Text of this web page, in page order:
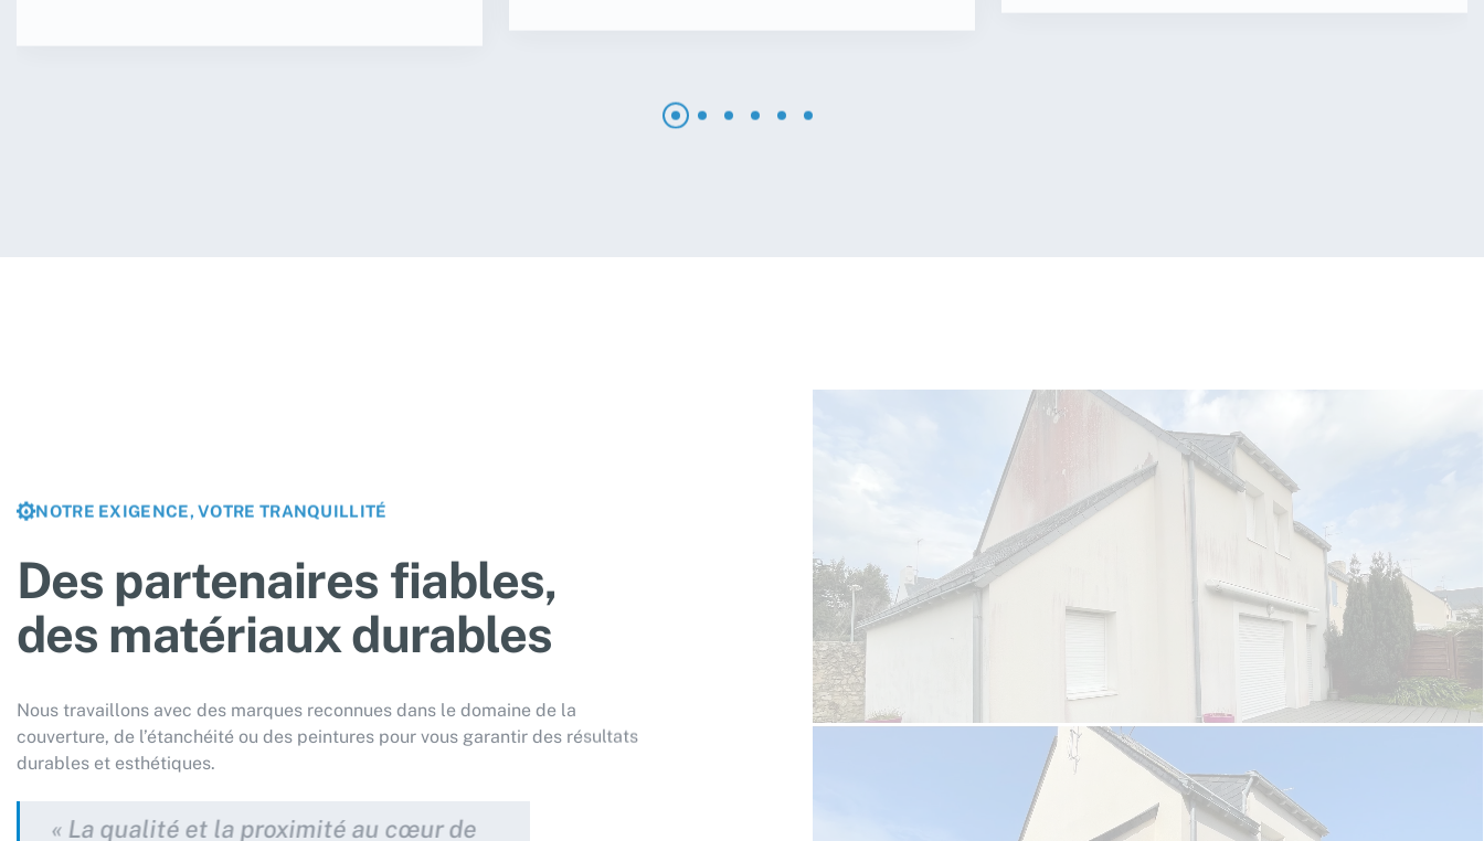
NOTRE EXIGENCE, VOTRE TRANQUILLITÉ
Des partenaires fiables,
des matériaux durables
Nous travaillons avec des marques reconnues dans le domaine de la
couverture, de l’étanchéité ou des peintures pour vous garantir des résultats
durables et esthétiques.
« La qualité et la proximité au cœur de